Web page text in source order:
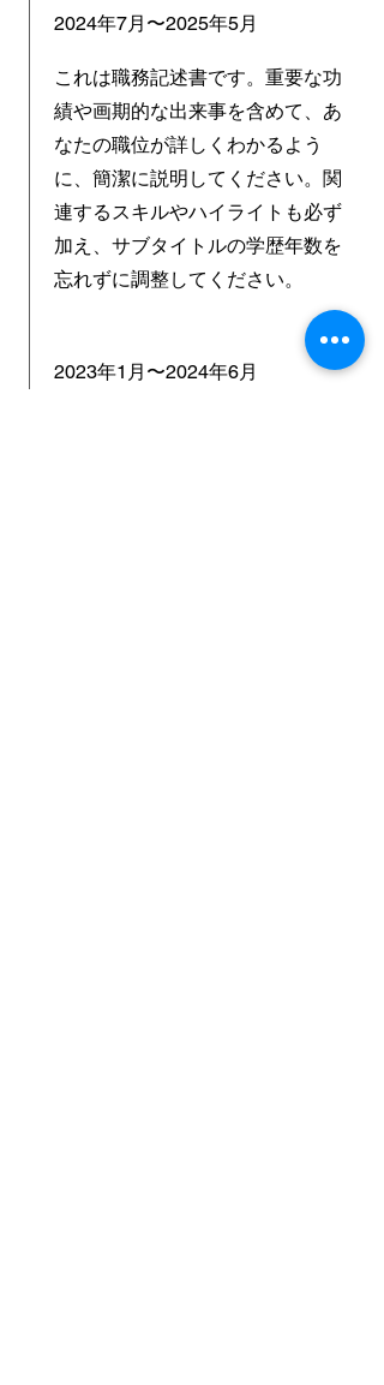
2024年7月〜2025年5月
これは職務記述書です。重要な功
績や画期的な出来事を含めて、あ
なたの職位が詳しくわかるよう
に、簡潔に説明してください。関
連するスキルやハイライトも必ず
加え、サブタイトルの学歴年数を
忘れずに調整してください。
2023年1月〜2024年6月